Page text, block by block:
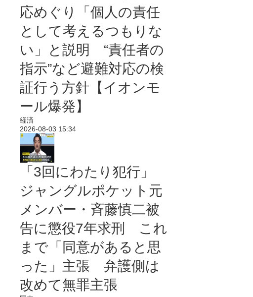
応めぐり「個人の責任
として考えるつもりな
い」と説明 “責任者の
指示”など避難対応の検
証行う方針【イオンモ
ール爆発】
経済
2026-08-03 15:34
「3回にわたり犯行」
ジャングルポケット元
メンバー・斉藤慎二被
告に懲役7年求刑 これ
まで「同意があると思
った」主張 弁護側は
改めて無罪主張